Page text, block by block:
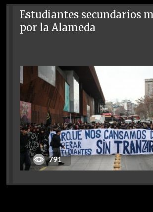
Estudiantes secundarios
por la Alameda
791